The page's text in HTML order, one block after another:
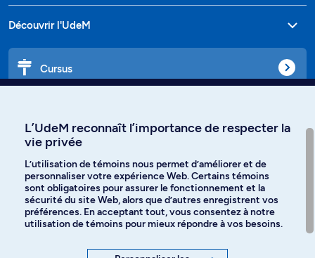
Découvrir l'UdeM
Cursus
Langues
Facebook Instagram
YouTube
L’UdeM reconnaît l’importance de respecter la
vie privée
L’utilisation de témoins nous permet d’améliorer et de
personnaliser votre expérience Web. Certains témoins
sont obligatoires pour assurer le fonctionnement et la
sécurité du site Web, alors que d’autres enregistrent vos
préférences. En acceptant tout, vous consentez à notre
utilisation de témoins pour mieux répondre à vos besoins.